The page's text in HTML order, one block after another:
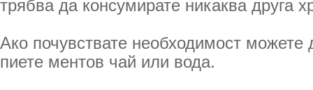
трябва да консумирате никаква друга
Ако почувствате необходимост можете
пиете ментов чай или вода.